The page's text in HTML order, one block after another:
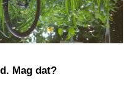
Mag dat?